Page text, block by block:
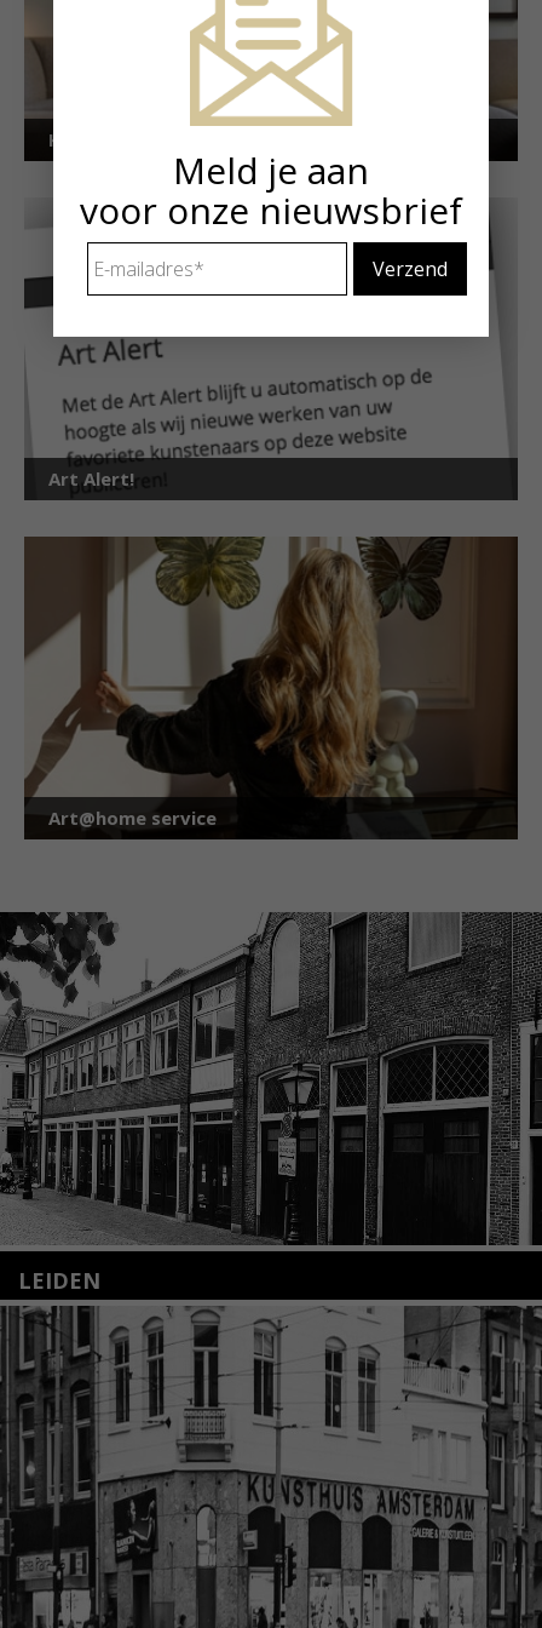
Kunstuitleen voor particulieren
Art Alert!
Art@home service
LEIDEN
Nieuwstraat 35
2312 KA Leiden
+31(0)71 – 52 84 480
info@kunsthuisleiden.nl
Lees meer
Meld je aan
voor onze nieuwsbrief
mailadres *